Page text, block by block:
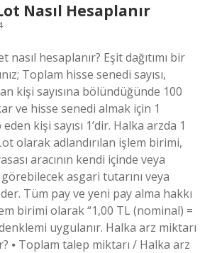
Nasıl Hesaplanır
nasıl hesaplanır? Eşit dağıtımı bir
Toplam hisse senedi sayısı,
kişi sayısına bölündüğünde 100
ve hisse senedi almak için 1
kişi sayısı 1’dir. Halka arzda 1
olarak adlandırılan işlem birimi,
aracının kendi içinde veya
asgari tutarını veya
Tüm pay ve yeni pay alma hakkı
birimi olarak “1,00 TL (nominal) =
uygulanır. Halka arz miktarı
⦁ Toplam talep miktarı / Halka arz